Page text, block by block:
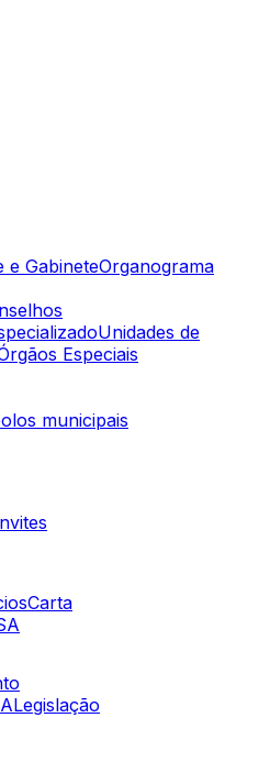
e GabineteOrganograma
Unidades de
Especiais
municipais
Carta
Legislação